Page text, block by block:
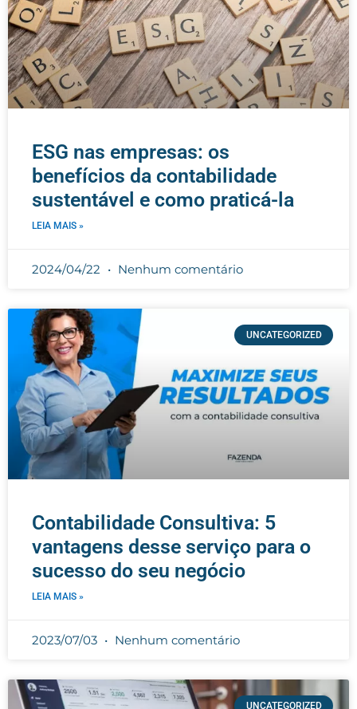
ESG nas empresas: os
benefícios da contabilidade
sustentável e como praticá-la
LEIA MAIS »
2024/04/22 Nenhum comentário
UNCATEGORIZED
Contabilidade Consultiva: 5
vantagens desse serviço para o
sucesso do seu negócio
LEIA MAIS »
2023/07/03 Nenhum comentário
UNCATEGORIZED